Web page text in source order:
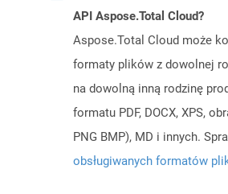
API Aspose.Total Cloud?
Aspose.Total Cloud może
formaty plików z dowolnej
na dowolną inną rodzinę
formatu PDF, DOCX, XPS,
PNG BMP), MD i innych.
obsługiwanych formatów